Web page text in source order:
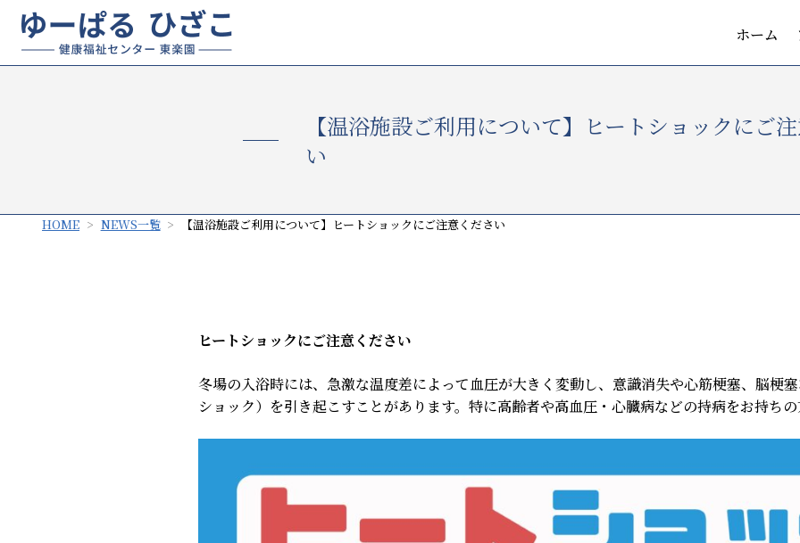
ホーム
【温浴施設ご利用について】ヒートショックにご
い
HOME NEWS一覧 【温浴施設ご利用について】ヒートショックにご注意ください
ヒートショックにご注意ください
冬場の入浴時には、急激な温度差によって血圧が大きく変動し、意識消失や心筋梗塞、脳梗
ショック）を引き起こすことがあります。特に高齢者や高血圧・心臓病などの持病をお持ち